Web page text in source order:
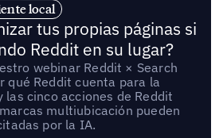
local
tus propias páginas si
Reddit en su lugar?
webinar Reddit × Search
qué Reddit cuenta para la
las cinco acciones de Reddit
multiubicación pueden
por la IA.